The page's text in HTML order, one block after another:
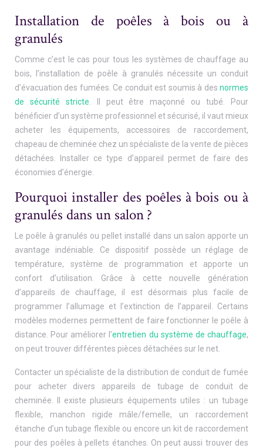
Installation de poêles à bois ou à
granulés
Comme c’est le cas pour tous les systèmes de chauffage au
bois, l’installation de poêle à granulés nécessite un conduit
d’évacuation des fumées. Ce conduit est soumis à des normes
de sécurité stricte . Il peut être maçonné ou tubé. Pour
bénéficier d’un système professionnel et sécurisé, il vaut mieux
acheter les équipements, accessoires de raccordement,
chapeau de cheminée chez un spécialiste de la vente de pièces
détachées. Installer ce type d’appareil permet de faire des
économies d’énergie.
Pourquoi installer des poêles à bois ou à
granulés dans un salon ?
Le poêle à granulés ou pellet installé dans un salon apporte un
avantage indéniable. Ce dispositif possède un réglage de
température, système de programmation et apporte un
confort d’utilisation. Grâce à cette nouvelle génération
d’appareils de chauffage, il est désormais plus facile de
programmer l’allumage et l’extinction de l’appareil. Certains
modèles modernes permettent de faire fonctionner le poêle à
distance. Pour améliorer l’entretien du système de chauffage,
on peut trouver différentes pièces détachées sur le net.
Contacter un spécialiste de la distribution de conduit de fumée
pour acheter divers appareils de tubage de conduit de
cheminée. Il existe plusieurs équipements utiles : un tubage
flexible, manchon rigide mâle/femelle, un raccordement
étanche d’un tubage flexible ou encore un kit de raccordement
pour des poêles à pellets étanches. On peut aussi trouver des